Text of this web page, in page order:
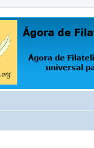
es un foro abierto